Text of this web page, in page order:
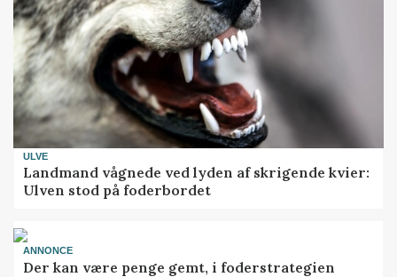
ULVE
Landmand vågnede ved lyden af skrigende kvier:
Ulven stod på foderbordet
ANNONCE
Der kan være penge gemt, i foderstrategien